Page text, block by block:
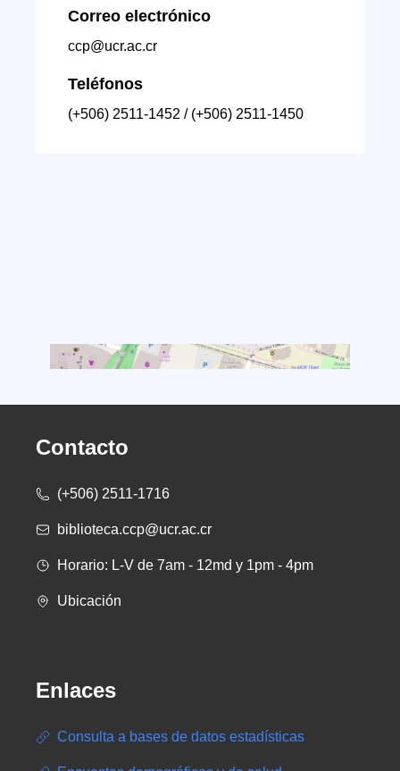
Correo electrónico
ccp@ucr.ac.cr
Teléfonos
(+506) 2511-1452 / (+506) 2511-1450
Ver en mapa interactivo
Contacto
(+506) 2511-1716
biblioteca.ccp@ucr.ac.cr
Horario: L-V de 7am - 12md y 1pm - 4pm
Ubicación
Enlaces
Consulta a bases de datos estadísticas